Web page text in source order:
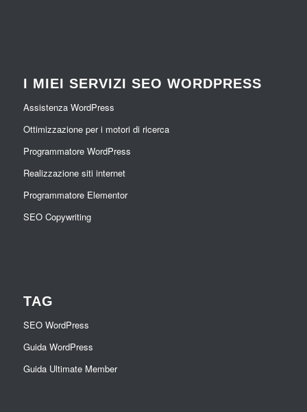
I MIEI SERVIZI SEO WORDPRESS
Assistenza WordPress
Ottimizzazione per i motori di ricerca
Programmatore WordPress
Realizzazione siti internet
Programmatore Elementor
SEO Copywriting
TAG
SEO WordPress
Guida WordPress
Guida Ultimate Member